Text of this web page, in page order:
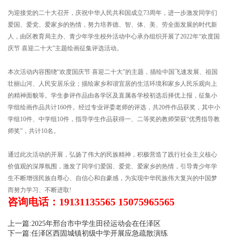
为迎接党的二十大召开，庆祝中华人民共和国成立73周年，进一步激发同学们
爱国、爱党、爱家乡的热情，努力培养德、智、体、美、劳全面发展的时代新
人，由区教育局主办、青少年学生校外活动中心承办组织开展了2022年“欢度国
庆节 喜迎二十大”主题绘画征集评选活动。
本次活动内容围绕“欢度国庆节 喜迎二十大”的主题，描绘中国飞速发展、祖国
壮丽山河、人民安居乐业；描绘家乡和谐宜居的生活环境和家乡人民乐观向上
的精神面貌等。学生参评作品由各学区及直属各学校初选后择优上报，征集小
学组绘画作品共计160件。经过专业评委老师的评选，共20件作品获奖，其中小
学组10件、中学组10件，指导学生作品获得一、二等奖的教师荣获“优秀指导教
师奖”，共计10名。
通过此次活动的开展，弘扬了伟大的民族精神，积极营造了践行社会主义核心
价值观的深厚氛围，激发了同学们爱国、爱党、爱家乡的热情，引导青少年学
生不断增强民族自尊心、自信心和自豪感，为实现中华民族伟大复兴的中国梦
而努力学习、不断进取!
咨询电话：19131135565 15075965565
上一篇:2025年邢台市中学生田径运动会在任泽区
下一篇:任泽区西固城镇初级中学开展应急疏散演练